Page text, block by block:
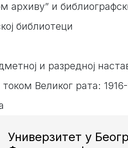
архиву” и
библиотеци
и разредној
Великог рата: 1916-
Универзитет у